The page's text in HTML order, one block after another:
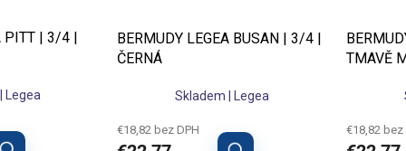
PITT | 3/4 |
Legea
BERMUDY LEGEA BUSAN | 3/4 |
ČERNÁ
Skladem | Legea
€18,82 bez DPH
TMAVĚ
€18,82 bez